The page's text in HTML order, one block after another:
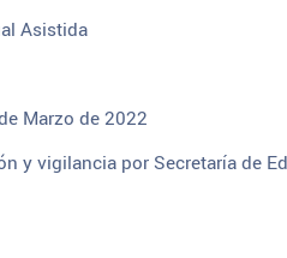
Asistida
Marzo de 2022
y vigilancia por Secretaría de